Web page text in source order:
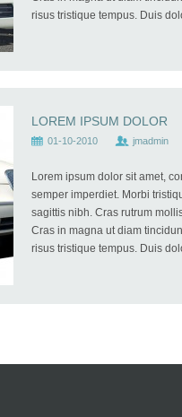
risus tristique tempus. Duis
LOREM IPSUM DOLOR
01-10-2010 jmadmin
Lorem ipsum dolor sit amet,
semper imperdiet. Morbi
sagittis nibh. Cras rutrum
Cras in magna ut diam
risus tristique tempus. Duis